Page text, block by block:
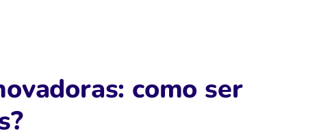
como ser